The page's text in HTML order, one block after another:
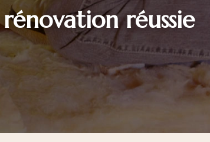
réussie